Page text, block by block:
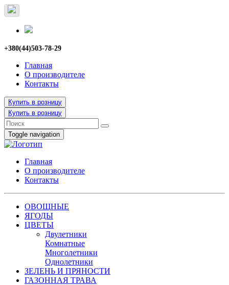
+380(44)503-78-29
Главная
О производителе
Контакты
Купить в розницу
Купить в розницу
Toggle navigation
Главная
О производителе
Контакты
ОВОЩНЫЕ
ЯГОДЫ
ЦВЕТЫ
Двулетники
Комнатные
Многолетники
Однолетники
ЗЕЛЕНЬ И ПРЯНОСТИ
ГАЗОННАЯ ТРАВА